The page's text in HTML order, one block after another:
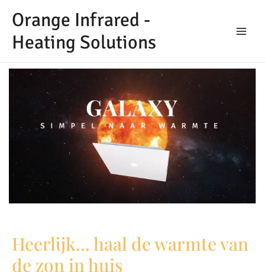
Orange Infrared -
Heating Solutions
Heerlijk... haal de warmte van
de zon in huis